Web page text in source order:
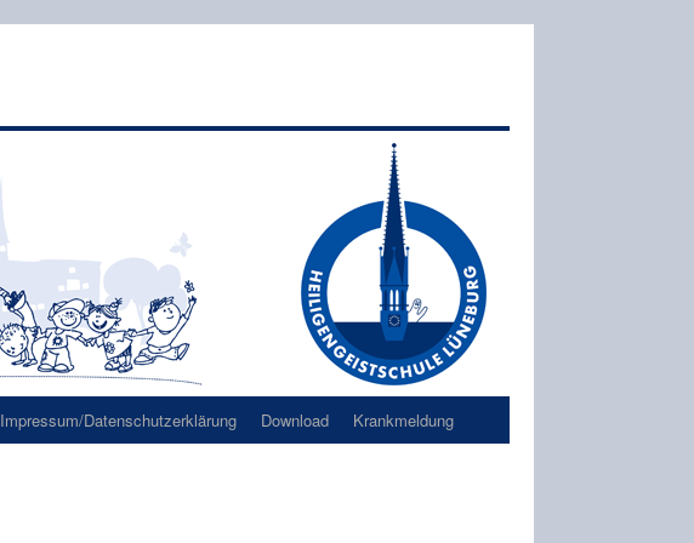
Impressum/Datenschutzerklärung Download Krankmeldung